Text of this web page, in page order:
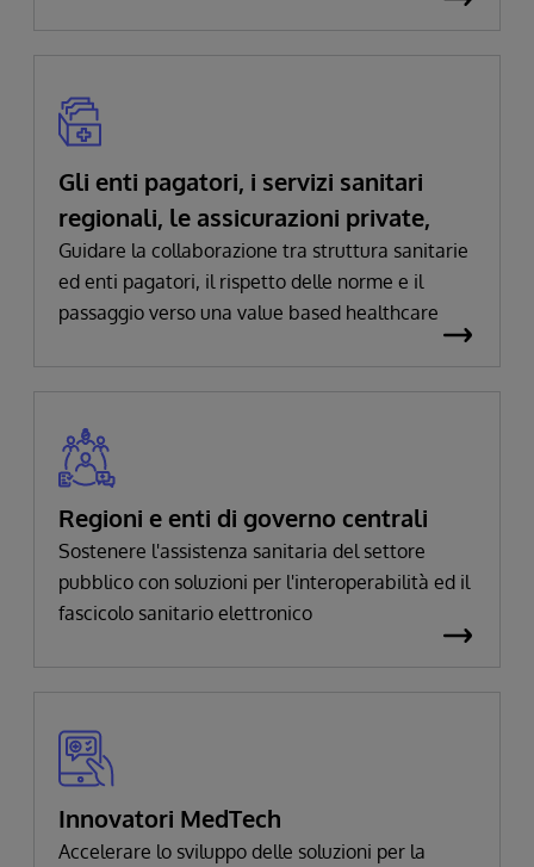
Gli enti pagatori, i servizi sanitari
regionali, le assicurazioni private,
Guidare la collaborazione tra struttura sanitarie
ed enti pagatori, il rispetto delle norme e il
passaggio verso una value based healthcare
Regioni e enti di governo centrali
Sostenere l'assistenza sanitaria del settore
pubblico con soluzioni per l'interoperabilità ed il
fascicolo sanitario elettronico
Innovatori MedTech
Accelerare lo sviluppo delle soluzioni per la